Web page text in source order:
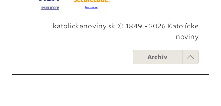
katolickenoviny.sk © 1849 - 2026 Katolícke
noviny
Archív